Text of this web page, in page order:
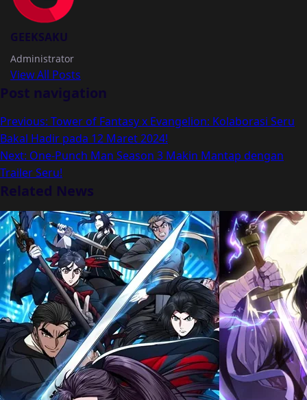
GEEKSAKU
Administrator
View All Posts
Post navigation
Previous: Tower of Fantasy x Evangelion: Kolaborasi Seru
Bakal Hadir pada 12 Maret 2024!
Next: One-Punch Man Season 3 Makin Mantap dengan
Trailer Seru!
Related News